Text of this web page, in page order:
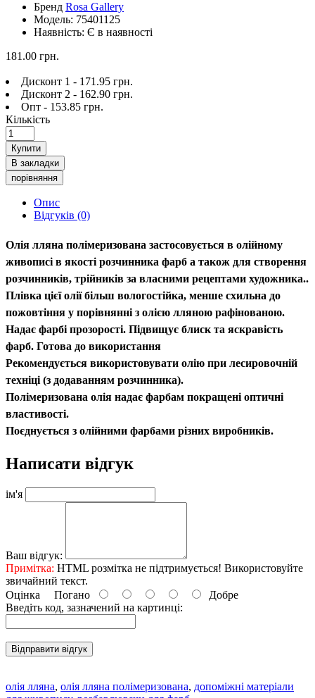
Бренд Rosa Gallery
Модель: 75401125
Наявність: Є в наявності
181.00 грн.
Дисконт 1 - 171.95 грн.
Дисконт 2 - 162.90 грн.
Опт - 153.85 грн.
Кількість
Купити
В закладки
порівняння
Опис
Відгуків (0)
Олія лляна полімеризована застосовується в олійному
живописі в якості розчинника фарб а також для створення
розчинників, трійників за власними рецептами художника..
Плівка цієї олії більш вологостійка, менше схильна до
пожовтіння у порівнянні з олією лляною рафінованою.
Надає фарбі прозорості. Підвищує блиск та яскравість
фарб. Готова до використання
Рекомендується використовувати олію при лесировочній
техніці (з додаванням розчинника).
Полімеризована олія надає фарбам покращені оптичні
властивості.
Поєднується з олійними фарбами різних виробників.
Написати відгук
ім'я
Ваш відгук:
Примітка: HTML розмітка не підтримується! Використовуйте
звичайний текст.
Оцінка Погано
Добре
Введіть код, зазначений на картинці:
Відправити відгук
олія лляна, олія лляна полімеризована, допоміжні матеріали